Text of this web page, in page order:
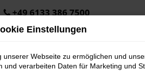
+49 6133 386 7500
Einstellungen
Webseite zu ermöglichen und
verarbeiten Daten für Marketing und